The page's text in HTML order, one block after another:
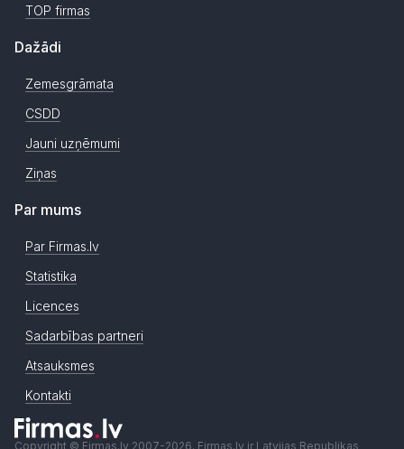
TOP firmas
Dažādi
Zemesgrāmata
CSDD
Jauni uzņēmumi
Ziņas
Par mums
Par Firmas.lv
Statistika
Licences
Sadarbības partneri
Atsauksmes
Kontakti
Copyright © Firmas.lv 2007-2026. Firmas.lv ir Latvijas Republikas